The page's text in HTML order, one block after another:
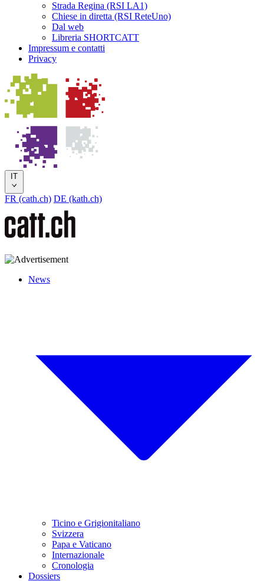
Strada Regina (RSI LA1)
Chiese in diretta (RSI ReteUno)
Dal web
Libreria SHORTCATT
Impressum e contatti
Privacy
IT
FR (cath.ch) DE (kath.ch)
News
Ticino e Grigionitaliano
Svizzera
Papa e Vaticano
Internazionale
Cronologia
Dossiers